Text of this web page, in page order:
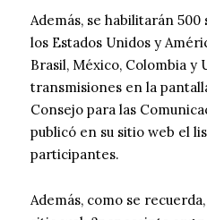
Además, se habilitarán 500
los Estados Unidos y
Brasil, México, Colombia y
transmisiones en la
Consejo para las
publicó en su sitio web el
participantes.
Además, como se